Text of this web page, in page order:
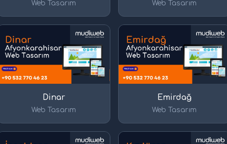
Web Tasarım Web Tasarım
Dinar
Web Tasarım
Emirdağ
Web Tasarım